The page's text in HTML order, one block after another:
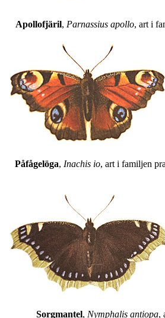
Apollofjäril, Parnassius apollo, art i
Påfågelöga, Inachis io, art i familjen
Sorgmantel, Nymphalis antiopa,